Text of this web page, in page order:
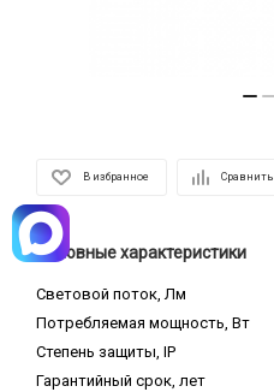
В избранное Сравнить
Основные характеристики
Световой поток, Лм
Потребляемая мощность, Вт
Степень защиты, IP
Гарантийный срок, лет